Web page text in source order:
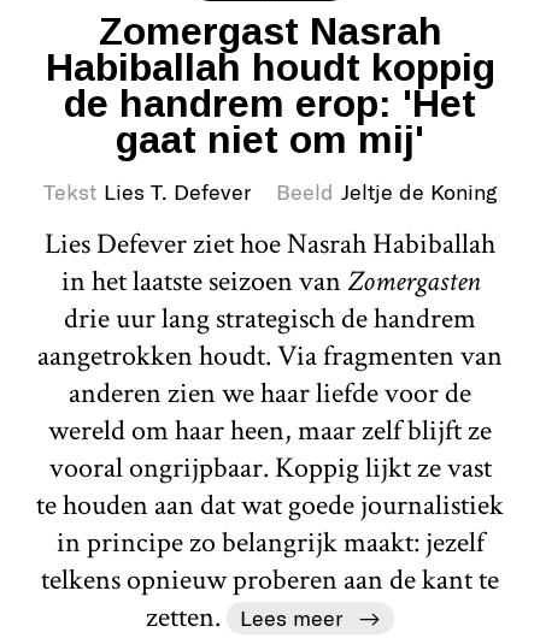
Zomergast Nasrah
Habiballah houdt koppig
de handrem erop: 'Het
gaat niet om mij'
Tekst Lies T. Defever Beeld Jeltje de Koning
Lies Defever ziet hoe Nasrah Habiballah
in het laatste seizoen vanZomergasten
drie uur lang strategisch de handrem
aangetrokken houdt. Via fragmenten van
anderen zien we haar liefde voor de
wereld om haar heen, maar zelf blijft ze
vooral ongrijpbaar. Koppig lijkt ze vast
te houden aan dat wat goede journalistiek
in principe zo belangrijk maakt: jezelf
telkens opnieuw proberen aan de kant te
zetten.
Lees meer